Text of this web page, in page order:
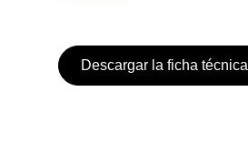
Descargar la ficha técnica